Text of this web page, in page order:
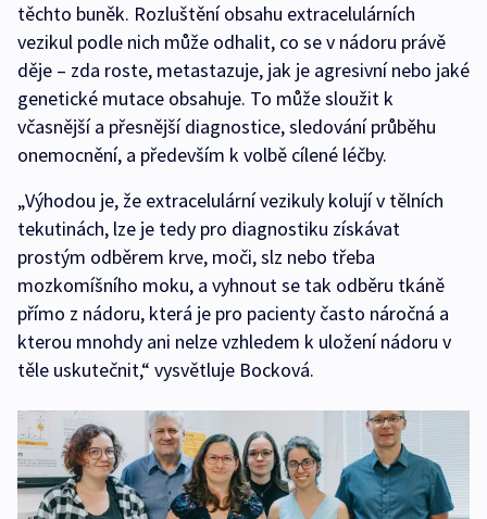
těchto buněk. Rozluštění obsahu extracelulárních
vezikul podle nich může odhalit, co se v nádoru právě
děje – zda roste, metastazuje, jak je agresivní nebo jaké
genetické mutace obsahuje. To může sloužit k
včasnější a přesnější diagnostice, sledování průběhu
onemocnění, a především k volbě cílené léčby.
„Výhodou je, že extracelulární vezikuly kolují v tělních
tekutinách, lze je tedy pro diagnostiku získávat
prostým odběrem krve, moči, slz nebo třeba
mozkomíšního moku, a vyhnout se tak odběru tkáně
přímo z nádoru, která je pro pacienty často náročná a
kterou mnohdy ani nelze vzhledem k uložení nádoru v
těle uskutečnit,“ vysvětluje Bocková.